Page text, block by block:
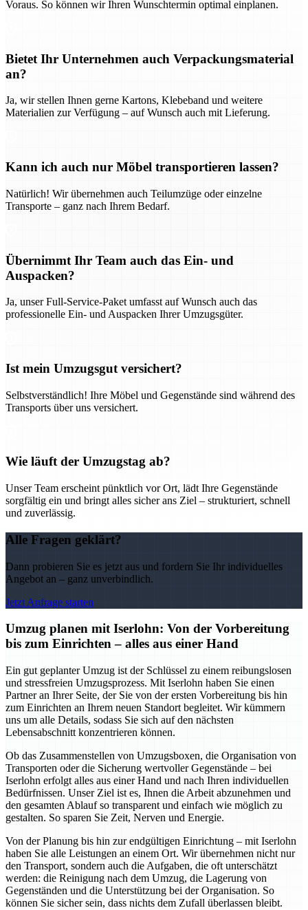
Voraus. So können wir Ihren Wunschtermin optimal einplanen.
Bietet Ihr Unternehmen auch Verpackungsmaterial
an?
Ja, wir stellen Ihnen gerne Kartons, Klebeband und weitere
Materialien zur Verfügung – auf Wunsch auch mit Lieferung.
Kann ich auch nur Möbel transportieren lassen?
Natürlich! Wir übernehmen auch Teilumzüge oder einzelne
Transporte – ganz nach Ihrem Bedarf.
Übernimmt Ihr Team auch das Ein- und
Auspacken?
Ja, unser Full-Service-Paket umfasst auf Wunsch auch das
professionelle Ein- und Auspacken Ihrer Umzugsgüter.
Ist mein Umzugsgut versichert?
Selbstverständlich! Ihre Möbel und Gegenstände sind während des
Transports über uns versichert.
Wie läuft der Umzugstag ab?
Unser Team erscheint pünktlich vor Ort, lädt Ihre Gegenstände
sorgfältig ein und bringt alles sicher ans Ziel – strukturiert, schnell
und zuverlässig.
Alle Fragen geklärt?
Dann probieren Sie es jetzt aus und fordern Sie Ihr individuelles
Angebot an – ganz unverbindlich.
Jetzt Anfrage starten
Umzug planen mit Iserlohn: Von der Vorbereitung
bis zum Einrichten – alles aus einer Hand
Ein gut geplanter Umzug ist der Schlüssel zu einem reibungslosen
und stressfreien Umzugsprozess. Mit Iserlohn haben Sie einen
Partner an Ihrer Seite, der Sie von der ersten Vorbereitung bis hin
zum Einrichten an Ihrem neuen Standort begleitet. Wir kümmern
uns um alle Details, sodass Sie sich auf den nächsten
Lebensabschnitt konzentrieren können.
Ob das Zusammenstellen von Umzugsboxen, die Organisation von
Transporten oder die Sicherung wertvoller Gegenstände – bei
Iserlohn erfolgt alles aus einer Hand und nach Ihren individuellen
Bedürfnissen. Unser Ziel ist es, Ihnen die Arbeit abzunehmen und
den gesamten Ablauf so transparent und einfach wie möglich zu
gestalten. So sparen Sie Zeit, Nerven und Energie.
Von der Planung bis hin zur endgültigen Einrichtung – mit Iserlohn
haben Sie alle Leistungen an einem Ort. Wir übernehmen nicht nur
den Transport, sondern auch die Aufgaben, die oft unterschätzt
werden: die Reinigung nach dem Umzug, die Lagerung von
Gegenständen und die Unterstützung bei der Organisation. So
können Sie sicher sein, dass nichts dem Zufall überlassen bleibt.